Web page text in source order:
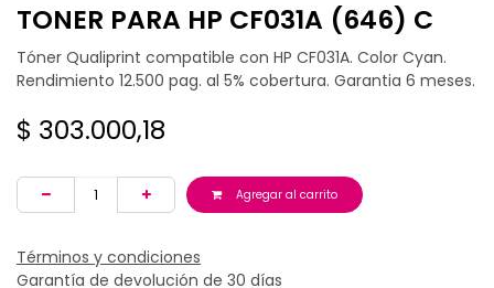
TONER PARA HP CF031A (646) C
Tóner Qualiprint compatible con HP CF031A. Color Cyan.
Rendimiento 12.500 pag. al 5% cobertura. Garantia 6 meses.
$ 303.000,18
Agregar al carrito
Términos y condiciones
Garantía de devolución de 30 días